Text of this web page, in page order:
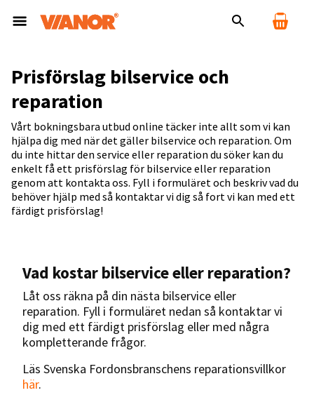
Prisförslag bilservice och
reparation
Vårt bokningsbara utbud online täcker inte allt som vi kan
hjälpa dig med när det gäller bilservice och reparation. Om
du inte hittar den service eller reparation du söker kan du
enkelt få ett prisförslag för bilservice eller reparation
genom att kontakta oss. Fyll i formuläret och beskriv vad du
behöver hjälp med så kontaktar vi dig så fort vi kan med ett
färdigt prisförslag!
Vad kostar bilservice eller reparation?
Låt oss räkna på din nästa bilservice eller
reparation. Fyll i formuläret nedan så kontaktar vi
dig med ett färdigt prisförslag eller med några
kompletterande frågor.
Läs Svenska Fordonsbranschens reparationsvillkor
här.